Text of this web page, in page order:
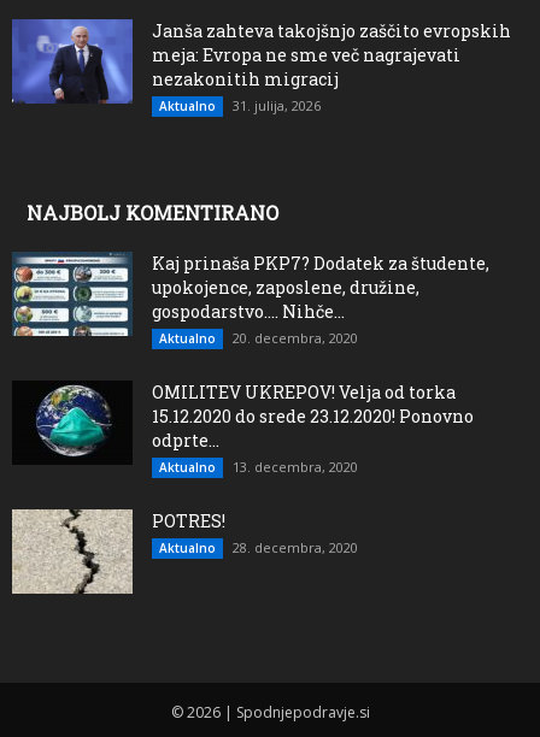
Janša zahteva takojšnjo zaščito evropskih
meja: Evropa ne sme več nagrajevati
nezakonitih migracij
Aktualno 31. julija, 2026
NAJBOLJ KOMENTIRANO
Kaj prinaša PKP7? Dodatek za študente,
upokojence, zaposlene, družine,
gospodarstvo…. Nihče...
Aktualno 20. decembra, 2020
OMILITEV UKREPOV! Velja od torka
15.12.2020 do srede 23.12.2020! Ponovno
odprte...
Aktualno 13. decembra, 2020
POTRES!
Aktualno 28. decembra, 2020
© 2026 | Spodnjepodravje.si